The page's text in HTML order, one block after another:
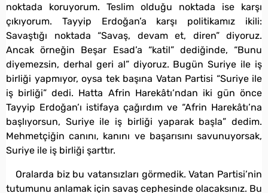
noktada koruyorum. Teslim olduğu noktada ise karşı
çıkıyorum. Tayyip Erdoğan’a karşı politikamız ikili:
Savaştığı noktada “Savaş, devam et, diren” diyoruz.
Ancak örneğin Beşar Esad’a “katil” dediğinde, “Bunu
diyemezsin, derhal geri al” diyoruz. Bugün Suriye ile iş
birliği yapmıyor, oysa tek başına Vatan Partisi “Suriye ile
iş birliği” dedi. Hatta Afrin Harekâtı’ndan iki gün önce
Tayyip Erdoğan’ı istifaya çağırdım ve “Afrin Harekâtı’na
başlıyorsun, Suriye ile iş birliği yaparak başla” dedim.
Mehmetçiğin canını, kanını ve başarısını savunuyorsak,
Suriye ile iş birliği şarttır.
Oralarda biz bu vatansızları görmedik. Vatan Partisi’nin
tutumunu anlamak için savaş cephesinde olacaksınız. Bu